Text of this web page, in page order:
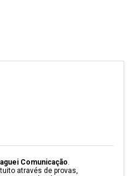
Comunicação.
através de provas,